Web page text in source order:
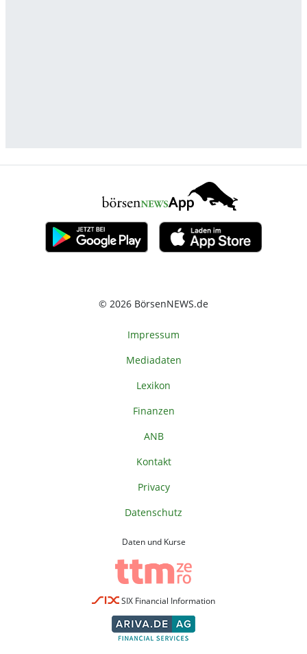
© 2026 BörsenNEWS.de
Impressum
Mediadaten
Lexikon
Finanzen
ANB
Kontakt
Privacy
Datenschutz
Daten und Kurse
SIX Financial Information